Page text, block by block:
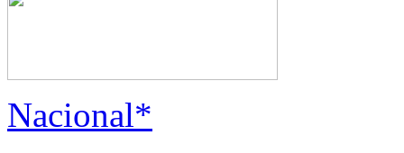
Nacional*